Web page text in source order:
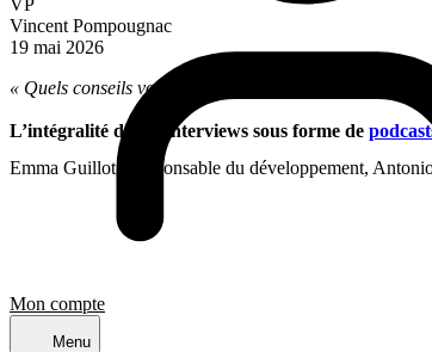
Mon compte
Menu
Vincent Pompougnac
19 mai 2026
« Quels conseils vous pourriez donner à un porteur
L’intégralité de ces interviews sous forme de
Emma Guillot, Responsable du développement,